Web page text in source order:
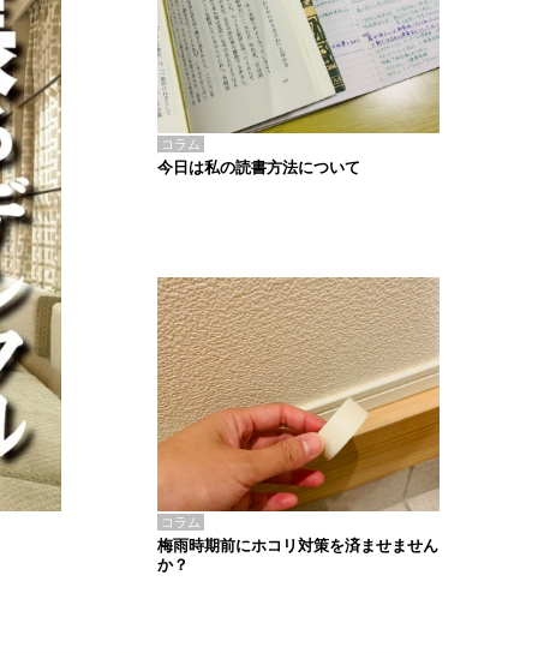
コラム
今日は私の読書方法について
コラム
梅雨時期前にホコリ対策を済ませません
か？